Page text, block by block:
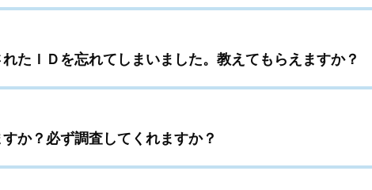
たＩＤを忘れてしまいました。教えてもらえますか？
か？必ず調査してくれますか？